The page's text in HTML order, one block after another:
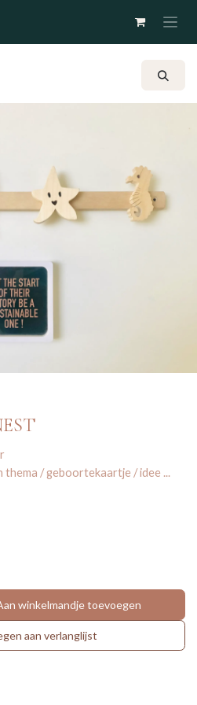
thema / geboortekaartje / idee ...
winkelmandje toevoegen
aan verlanglijst